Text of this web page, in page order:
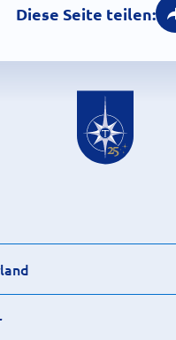
Diese Seite teilen: